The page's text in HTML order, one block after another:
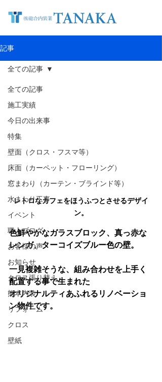
記事
全ての記事
施工実績
今日の出来事
特集
壁面（クロス・フスマ等）
床面（カーペット・フローリング）
窓まわり（カーテン・ブラインド等）
水まわり工事
イベント
職人ブログ
お客様の声
お知らせ
クロス張り替え
熊本内装
リフォーム
クロス
壁紙
全ての記事
レトロなカフェをほうふつとさせるデザイ
ン。
色鮮やかなガラスブロック、真っ赤な
レンガ、ターコイズブルー色の壁。
一見複雑そうな、組み合わせを上手く
配置する事で生まれた
オリジナルティあふれるリノベーショ
ン物件です。